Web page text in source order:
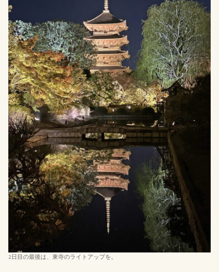
2日目の最後は、東寺のライトアップを。